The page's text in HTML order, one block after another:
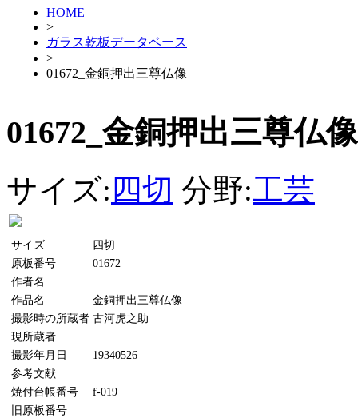
HOME
>
ガラス乾板データベース
>
01672_金銅押出三尊仏像
01672_金銅押出三尊仏像
サイズ: 四切 分野:工芸
サイズ
四切
原板番号
01672
作者名
作品名
金銅押出三尊仏像
撮影時の所蔵者 古河虎之助
現所蔵者
撮影年月日
19340526
参考文献
焼付台帳番号
f-019
旧原板番号